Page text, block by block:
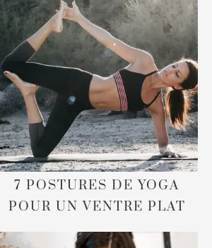
7 POSTURES DE YOGA
POUR UN VENTRE PLAT